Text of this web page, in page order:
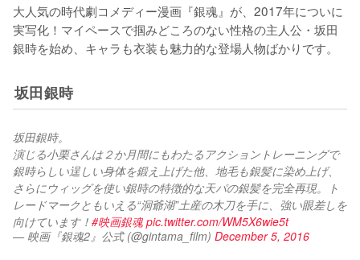
大人気の時代劇コメディー漫画『銀魂』が、2017年についに
実写化！マイペースで掴みどころのない性格の主人公・坂田
銀時を始め、キャラも衣装も魅力的な登場人物ばかりです。
坂田銀時
坂田銀時。
演じる小栗さんは２か月間にもわたるアクショントレーニングで
銀時らしい逞しい身体を鍛え上げた他、地毛も銀髪に染め上げ、
さらにウィッグを使い銀時の特徴的な天パの銀髪を完全再現。ト
レードマークともいえる“洞爺湖”土産の木刀を手に、強い眼差しを
向けています！ #映画銀魂 pic.twitter.com/WM5X6wie5t
— 映画『銀魂2』公式 (@gintama_film) December 5, 2016